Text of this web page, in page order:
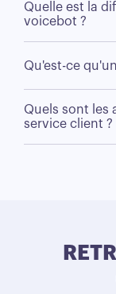
Quelle est la
voicebot ?
Qu'est-ce
Quels sont les
service client ?